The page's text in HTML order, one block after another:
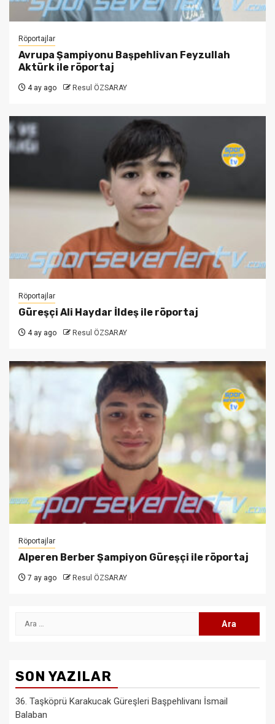
Röportajlar
Avrupa Şampiyonu Başpehlivan Feyzullah
Aktürk ile röportaj
4 ay ago Resul ÖZSARAY
Röportajlar
Güreşçi Ali Haydar İldeş ile röportaj
4 ay ago Resul ÖZSARAY
Röportajlar
Alperen Berber Şampiyon Güreşçi ile röportaj
7 ay ago Resul ÖZSARAY
Arama:
SON YAZILAR
36. Taşköprü Karakucak Güreşleri Başpehlivanı İsmail
Balaban